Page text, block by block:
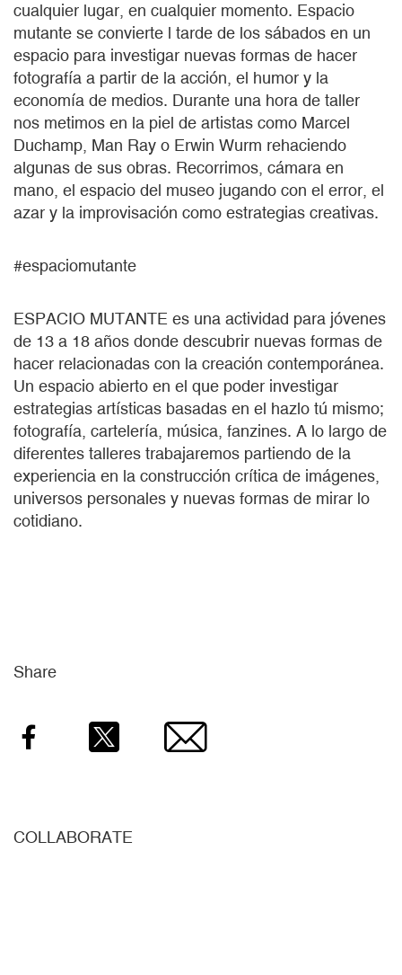
cualquier lugar, en cualquier momento. Espacio
mutante se convierte l tarde de los sábados en un
espacio para investigar nuevas formas de hacer
fotografía a partir de la acción, el humor y la
economía de medios. Durante una hora de taller
nos metimos en la piel de artistas como Marcel
Duchamp, Man Ray o Erwin Wurm rehaciendo
algunas de sus obras. Recorrimos, cámara en
mano, el espacio del museo jugando con el error, el
azar y la improvisación como estrategias creativas.
#espaciomutante
ESPACIO MUTANTE es una actividad para jóvenes
de 13 a 18 años donde descubrir nuevas formas de
hacer relacionadas con la creación contemporánea.
Un espacio abierto en el que poder investigar
estrategias artísticas basadas en el hazlo tú mismo;
fotografía, cartelería, música, fanzines. A lo largo de
diferentes talleres trabajaremos partiendo de la
experiencia en la construcción crítica de imágenes,
universos personales y nuevas formas de mirar lo
cotidiano.
Share
Facebook Email
COLLABORATE